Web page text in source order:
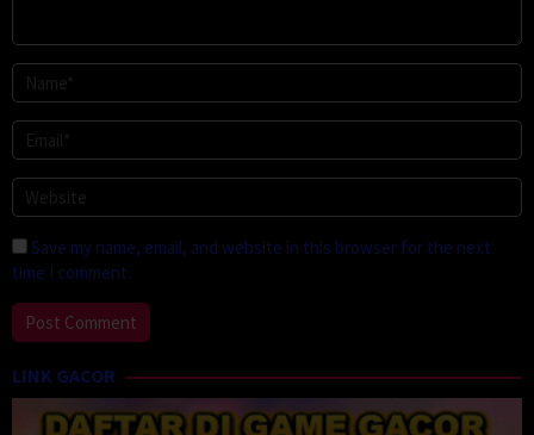
Save my name, email, and website in this browser for the next
time I comment.
LINK GACOR